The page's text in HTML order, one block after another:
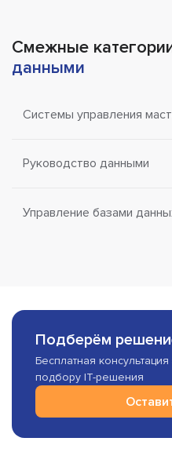
Смежные
данными
Системы управления
Руководство данными
Управление базами
Подберём
Бесплатная
подбору IT-решения